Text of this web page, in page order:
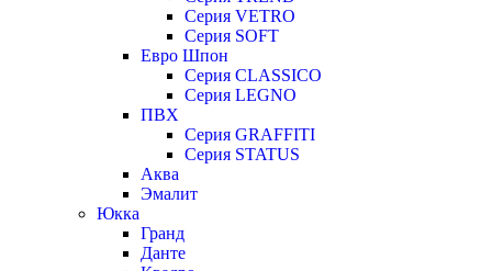
Серия VETRO
Серия SOFT
Евро Шпон
Серия CLASSICO
Серия LEGNO
ПВХ
Серия GRAFFITI
Серия STATUS
Аква
Эмалит
Юкка
Гранд
Данте